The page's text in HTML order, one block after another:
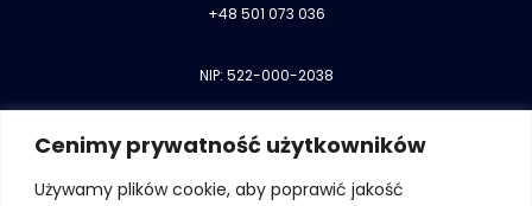
Cenimy prywatność użytkowników
Używamy plików cookie, aby poprawić jakość
+48 501 073 036
NIP: 522-000-2038